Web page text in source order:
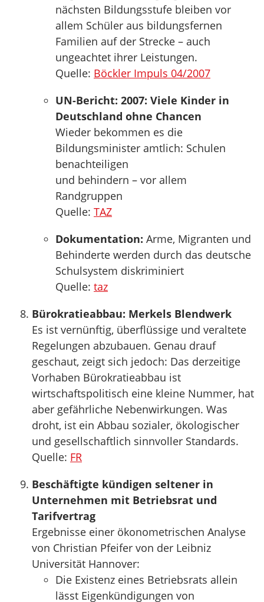
nächsten Bildungsstufe bleiben vor
allem Schüler aus bildungsfernen
Familien auf der Strecke – auch
ungeachtet ihrer Leistungen.
Quelle: Böckler Impuls 04/2007
UN-Bericht: 2007: Viele Kinder in
Deutschland ohne Chancen
Wieder bekommen es die
Bildungsminister amtlich: Schulen
benachteiligen
und behindern – vor allem
Randgruppen
Quelle: TAZ
Dokumentation: Arme, Migranten und
Behinderte werden durch das deutsche
Schulsystem diskriminiert
Quelle: taz
Bürokratieabbau: Merkels Blendwerk
Es ist vernünftig, überflüssige und veraltete
Regelungen abzubauen. Genau drauf
geschaut, zeigt sich jedoch: Das derzeitige
Vorhaben Bürokratieabbau ist
wirtschaftspolitisch eine kleine Nummer, hat
aber gefährliche Nebenwirkungen. Was
droht, ist ein Abbau sozialer, ökologischer
und gesellschaftlich sinnvoller Standards.
Quelle: FR
Beschäftigte kündigen seltener in
Unternehmen mit Betriebsrat und
Tarifvertrag
Ergebnisse einer ökonometrischen Analyse
von Christian Pfeifer von der Leibniz
Universität Hannover:
Die Existenz eines Betriebsrats allein
lässt Eigenkündigungen von